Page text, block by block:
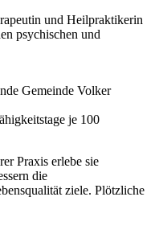
und Heilpraktikerin
psychischen und
Gemeinde Volker
je 100
Praxis erlebe sie
die
ziele. Plötzliche